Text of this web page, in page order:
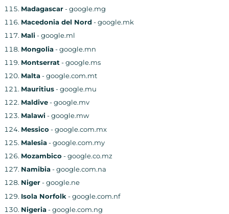
Madagascar- google.mg
Macedonia del Nord - google.mk
Mali- google.ml
Mongolia- google.mn
Montserrat - google.ms
Malta- google.com.mt
Mauritius- google.mu
Maldive- google.mv
Malawi- google.mw
Messico - google.com.mx
Malesia- google.com.my
Mozambico - google.co.mz
Namibia- google.com.na
Niger- google.ne
Isola Norfolk - google.com.nf
Nigeria- google.com.ng